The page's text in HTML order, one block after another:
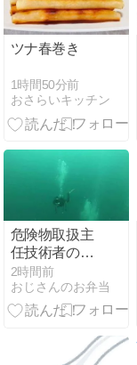
ツナ春巻き
1時間50分前
おさらいキッチン
危険物取扱主
任技術者の資
格、無し
【ano Week】
絶絶絶絶対聖
2時間前
おじさんのお弁当